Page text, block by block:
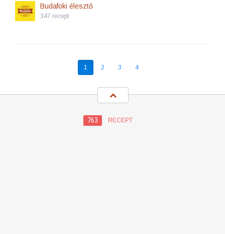
Budafoki élesztő
347 recept
1 2 3 4
763 RECEPT